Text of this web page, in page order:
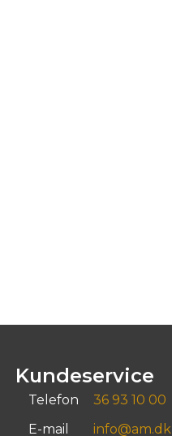
Kundeservice
Telefon
36 93 10 00
E-mail
info@am.dk